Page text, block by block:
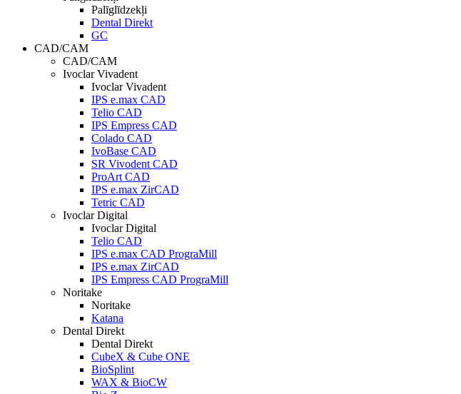
Palīglīdzekļi
Dental Direkt
GC
CAD/CAM
CAD/CAM
Ivoclar Vivadent
Ivoclar Vivadent
IPS e.max CAD
Telio CAD
IPS Empress CAD
Colado CAD
IvoBase CAD
SR Vivodent CAD
ProArt CAD
IPS e.max ZirCAD
Tetric CAD
Ivoclar Digital
Ivoclar Digital
Telio CAD
IPS e.max CAD PrograMill
IPS e.max ZirCAD
IPS Empress CAD PrograMill
Noritake
Noritake
Katana
Dental Direkt
Dental Direkt
CubeX & Cube ONE
BioSplint
WAX & BioCW